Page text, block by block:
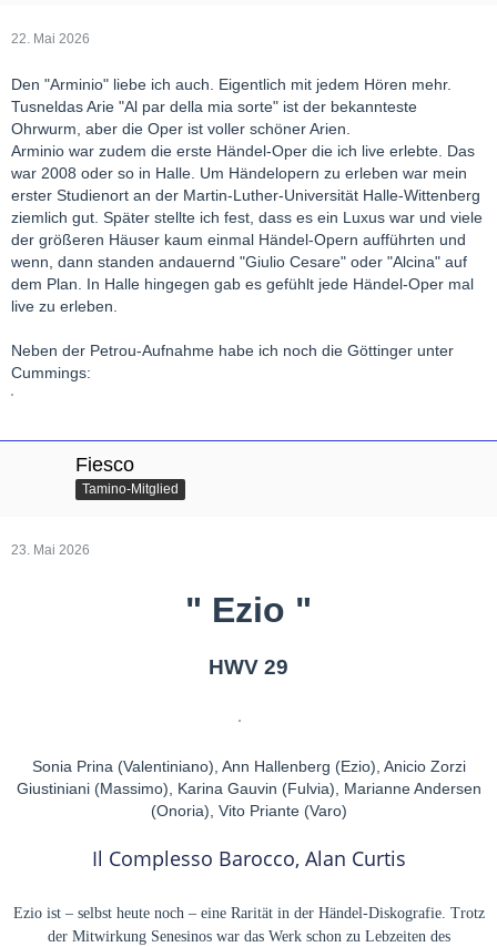
22. Mai 2026
Den "Arminio" liebe ich auch. Eigentlich mit jedem Hören mehr.
Tusneldas Arie "Al par della mia sorte" ist der bekannteste
Ohrwurm, aber die Oper ist voller schöner Arien.
Arminio war zudem die erste Händel-Oper die ich live erlebte. Das
war 2008 oder so in Halle. Um Händelopern zu erleben war mein
erster Studienort an der Martin-Luther-Universität Halle-Wittenberg
ziemlich gut. Später stellte ich fest, dass es ein Luxus war und viele
der größeren Häuser kaum einmal Händel-Opern aufführten und
wenn, dann standen andauernd "Giulio Cesare" oder "Alcina" auf
dem Plan. In Halle hingegen gab es gefühlt jede Händel-Oper mal
live zu erleben.
Neben der Petrou-Aufnahme habe ich noch die Göttinger unter
Cummings:
Fiesco
Tamino-Mitglied
23. Mai 2026
" Ezio "
HWV 29
Sonia Prina (Valentiniano), Ann Hallenberg (Ezio), Anicio Zorzi
Giustiniani (Massimo), Karina Gauvin (Fulvia), Marianne Andersen
(Onoria), Vito Priante (Varo)
Il Complesso Barocco, Alan Curtis
Ezio ist – selbst heute noch – eine Rarität in der Händel-Diskografie. Trotz
der Mitwirkung Senesinos war das Werk schon zu Lebzeiten des